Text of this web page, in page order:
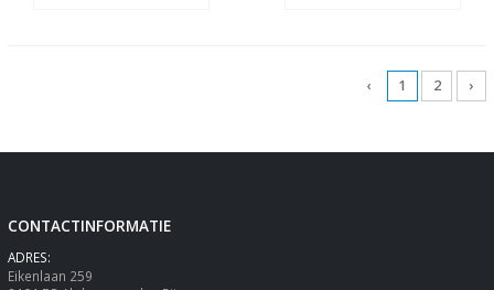
‹ 1 2 ›
CONTACTINFORMATIE
ADRES:
Eikenlaan 259